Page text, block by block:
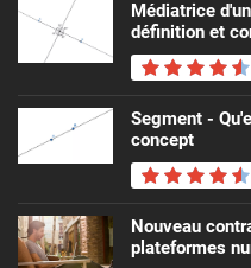
Médiatrice
définition et
Segment -
concept
Nouveau
plateformes